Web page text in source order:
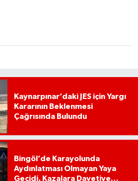
Kaynarpınar’daki JES için Yargı
Kararının Beklenmesi
Çağrısında Bulundu
Bingöl’de Karayolunda
Aydınlatması Olmayan Yaya
Geçidi, Kazalara Davetiye